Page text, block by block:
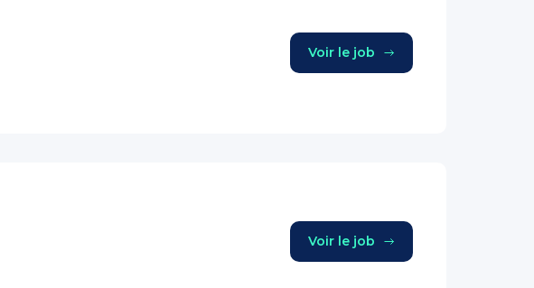
Voir le job
Voir le job